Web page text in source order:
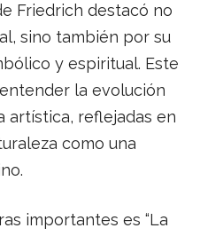
Friedrich destacó no
sino también por su
y espiritual. Este
la evolución
artística, reflejadas en
como una
importantes es “La